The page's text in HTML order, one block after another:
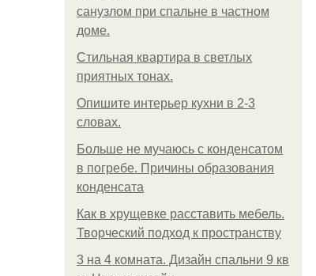
санузлом при спальне в частном
доме.
Стильная квартира в светлых
приятных тонах.
Опишите интерьер кухни в 2-3
словах.
Больше не мучаюсь с конденсатом
в погребе. Причины образования
конденсата
Как в хрущевке расставить мебель.
Творческий подход к пространству
3 на 4 комната. Дизайн спальни 9 кв